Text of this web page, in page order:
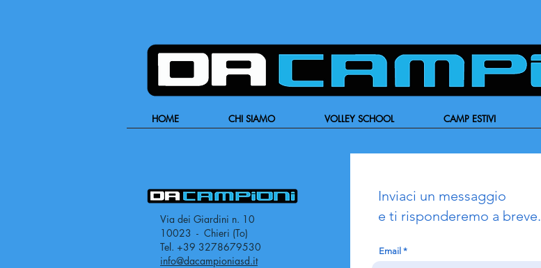
HOME CHI SIAMO VOLLEY SCHOOL CAMP ESTIVI
Via dei Giardini n. 10
10023 - Chieri (To)
Tel. +39 3278679530
info@dacampioniasd.it
Inviaci un messaggio
e ti risponderemo a breve.
Email